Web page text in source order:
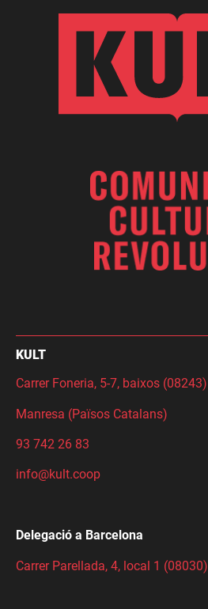
KULT
Carrer Foneria, 5-7, baixos (08243)
Manresa (Països Catalans)
93 742 26 83
info@kult.coop
Delegació a Barcelona
Carrer Parellada, 4, local 1 (08030)